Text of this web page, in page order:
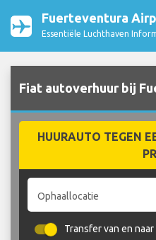
Fuerteventura
Essentiële Luchthaven
Fiat autoverhuur bij
HUURAUTO TEGEN
Ophaallocatie
Transfer van en